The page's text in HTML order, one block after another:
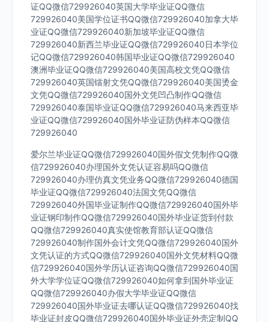
证QQ微信729926040英国大学毕业证QQ微信
729926040美国学位证书QQ微信729926040加拿大毕
业证QQ微信729926040新加坡毕业证QQ微信
729926040新西兰毕业证QQ微信729926040日本学位
记QQ微信729926040韩国毕业证QQ微信729926040
澳洲毕业证QQ微信729926040美国高校文凭QQ微信
729926040英国镭射文凭QQ微信729926040美国烫金
文凭QQ微信729926040国外文凭凹凸制作QQ微信
729926040泰国毕业证QQ微信729926040马来西亚毕
业证QQ微信729926040国外毕业证防伪样本QQ微信
729926040
爱尔兰毕业证QQ微信729926040国外假文凭制作QQ微
信729926040办理国外文凭认证容易吗QQ微信
729926040办理仿真文凭业务QQ微信729926040德国
毕业证QQ微信729926040法国文凭QQ微信
729926040外国毕业证制作QQ微信729926040国外毕
业证钢印制作QQ微信729926040国外毕业证货到付款
QQ微信729926040真实使馆教育部认证QQ微信
729926040制作国外会计文凭QQ微信729926040国外
文凭认证的方式QQ微信729926040国外文凭材料QQ微
信729926040国外学历认证咨询QQ微信729926040国
外大学学位证QQ微信729926040如何拿到国外毕业证
QQ微信729926040办假大学毕业证QQ微信
729926040国外毕业证去哪认证QQ微信729926040找
毕业证封皮QQ微信729926040国外毕业证外壳定制QQ